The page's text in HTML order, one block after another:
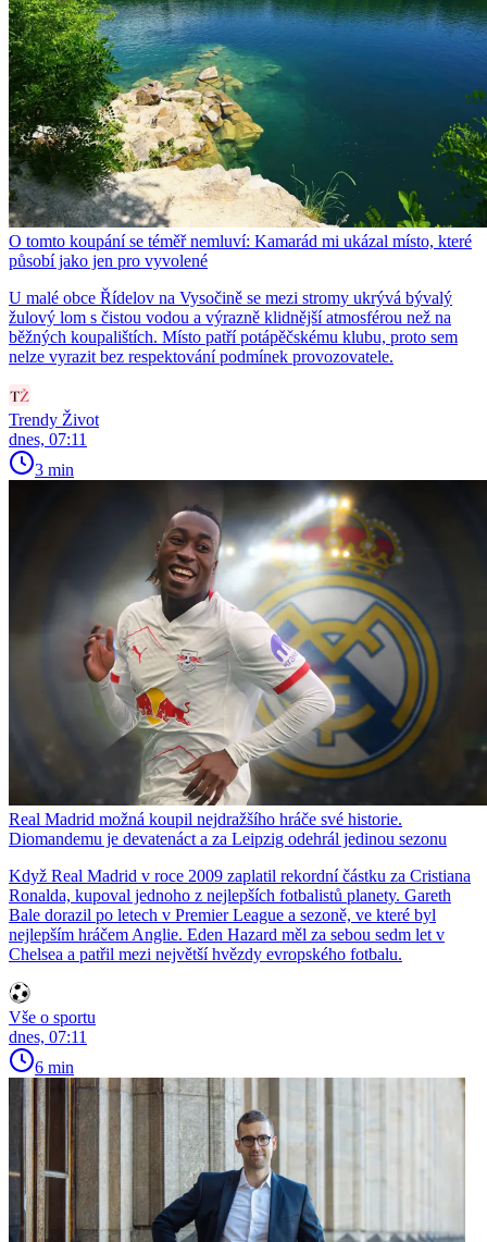
O tomto koupání se téměř nemluví: Kamarád mi ukázal místo, které
působí jako jen pro vyvolené
U malé obce Řídelov na Vysočině se mezi stromy ukrývá bývalý
žulový lom s čistou vodou a výrazně klidnější atmosférou než na
běžných koupalištích. Místo patří potápěčskému klubu, proto sem
nelze vyrazit bez respektování podmínek provozovatele.
Trendy Život
dnes, 07:11
3 min
Real Madrid možná koupil nejdražšího hráče své historie.
Diomandemu je devatenáct a za Leipzig odehrál jedinou sezonu
Když Real Madrid v roce 2009 zaplatil rekordní částku za Cristiana
Ronalda, kupoval jednoho z nejlepších fotbalistů planety. Gareth
Bale dorazil po letech v Premier League a sezoně, ve které byl
nejlepším hráčem Anglie. Eden Hazard měl za sebou sedm let v
Chelsea a patřil mezi největší hvězdy evropského fotbalu.
Vše o sportu
dnes, 07:11
6 min